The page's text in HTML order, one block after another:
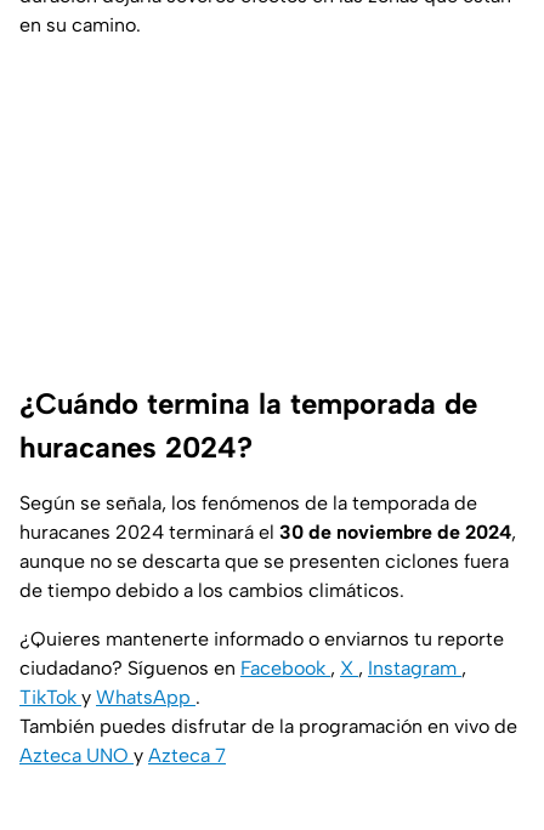
en su camino.
¿Cuándo termina la temporada de
huracanes 2024?
Según se señala, los fenómenos de la temporada de
huracanes 2024 terminará el 30 de noviembre de 2024,
aunque no se descarta que se presenten ciclones fuera
de tiempo debido a los cambios climáticos.
¿Quieres mantenerte informado o enviarnos tu reporte
ciudadano? Síguenos en Facebook , X , Instagram ,
TikTok y WhatsApp .
También puedes disfrutar de la programación en vivo de
Azteca UNO y Azteca 7